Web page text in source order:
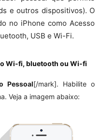
e outros dispositivos). O
no iPhone como Acesso
USB e Wi-Fi.
Wi-fi, bluetooth ou Wi-fi
Pessoal[/mark]. Habilite o
Veja a imagem abaixo: